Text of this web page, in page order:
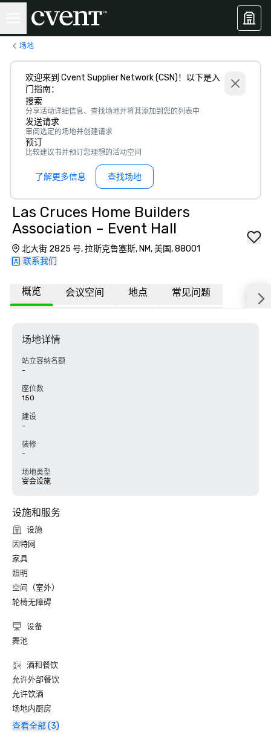
场地
欢迎来到 Cvent Supplier Network (CSN)！以下是入
门指南：
搜索
分享活动详细信息、查找场地并将其添加到您的列表中
发送请求
审阅选定的场地并创建请求
预订
比较建议书并预订您理想的活动空间
了解更多信息 查找场地
Las Cruces Home Builders
Association – Event Hall
北大街 2825 号, 拉斯克鲁塞斯, NM, 美国, 88001
联系我们
概览 会议空间 地点 常见问题
场地详情
站立容纳名额
-
座位数
150
建设
-
装修
-
场地类型
宴会设施
设施和服务
设施
因特网
家具
照明
空间（室外）
轮椅无障碍
设备
舞池
酒和餐饮
允许外部餐饮
允许饮酒
场地内厨房
查看全部 (3)